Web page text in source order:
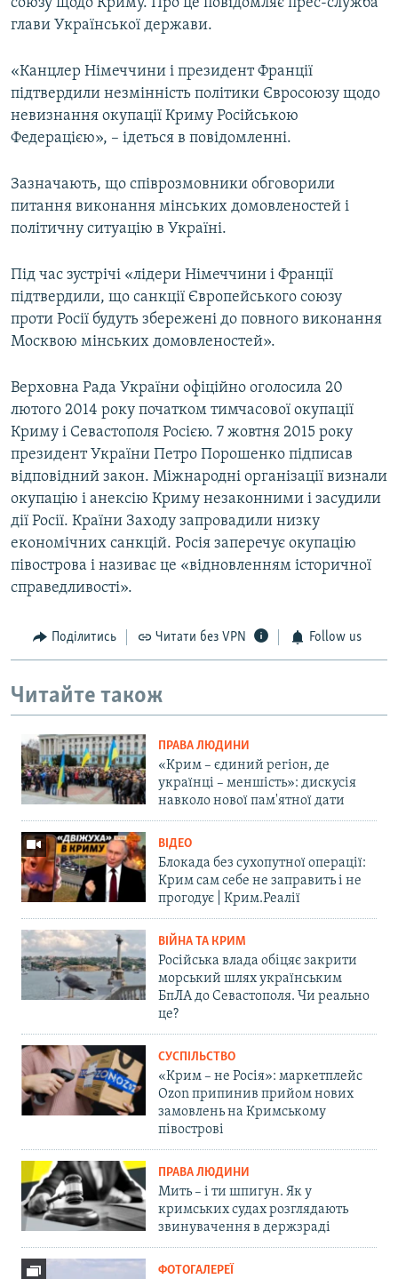
союзу щодо Криму. Про це повідомляє прес-служба
глави Української держави.
«Канцлер Німеччини і президент Франції
підтвердили незмінність політики Євросоюзу щодо
невизнання окупації Криму Російською
Федерацією», – ідеться в повідомленні.
Зазначають, що співрозмовники обговорили
питання виконання мінських домовленостей і
політичну ситуацію в Україні.
Під час зустрічі «лідери Німеччини і Франції
підтвердили, що санкції Європейського союзу
проти Росії будуть збережені до повного виконання
Москвою мінських домовленостей».
Верховна Рада України офіційно оголосила 20
лютого 2014 року початком тимчасової окупації
Криму і Севастополя Росією. 7 жовтня 2015 року
президент України Петро Порошенко підписав
відповідний закон. Міжнародні організації визнали
окупацію і анексію Криму незаконними і засудили
дії Росії. Країни Заходу запровадили низку
економічних санкцій. Росія заперечує окупацію
півострова і називає це «відновленням історичної
справедливості».
Поділитись Читати без VPN Follow us
Читайте також
ПРАВА ЛЮДИНИ
«Крим – єдиний регіон, де
українці – меншість»: дискусія
навколо нової пам'ятної дати
ВІДЕО
Блокада без сухопутної операції:
Крим сам себе не заправить і не
прогодує | Крим.Реалії
ВІЙНА ТА КРИМ
Російська влада обіцяє закрити
морський шлях українським
БпЛА до Севастополя. Чи реально
це?
СУСПІЛЬСТВО
«Крим – не Росія»: маркетплейс
Ozon припинив прийом нових
замовлень на Кримському
півострові
ПРАВА ЛЮДИНИ
Мить – і ти шпигун. Як у
кримських судах розглядають
звинувачення в держзраді
ФОТОГАЛЕРЕЇ